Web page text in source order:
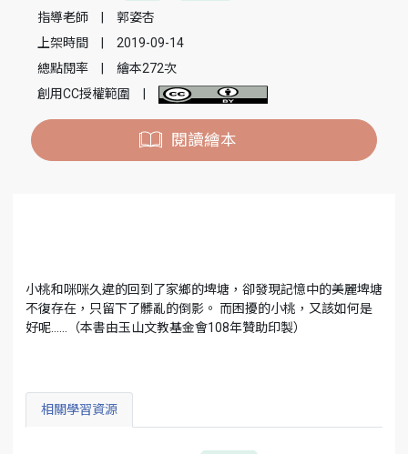
指導老師
郭姿杏
上架時間
2019-09-14
總點閱率
繪本272次
創用CC授權範圍
閱讀繪本
小桃和咪咪久違的回到了家鄉的埤塘，卻發現記憶中的美麗埤塘
不復存在，只留下了髒亂的倒影。 而困擾的小桃，又該如何是
好呢……（本書由玉山文教基金會108年贊助印製）
相關學習資源